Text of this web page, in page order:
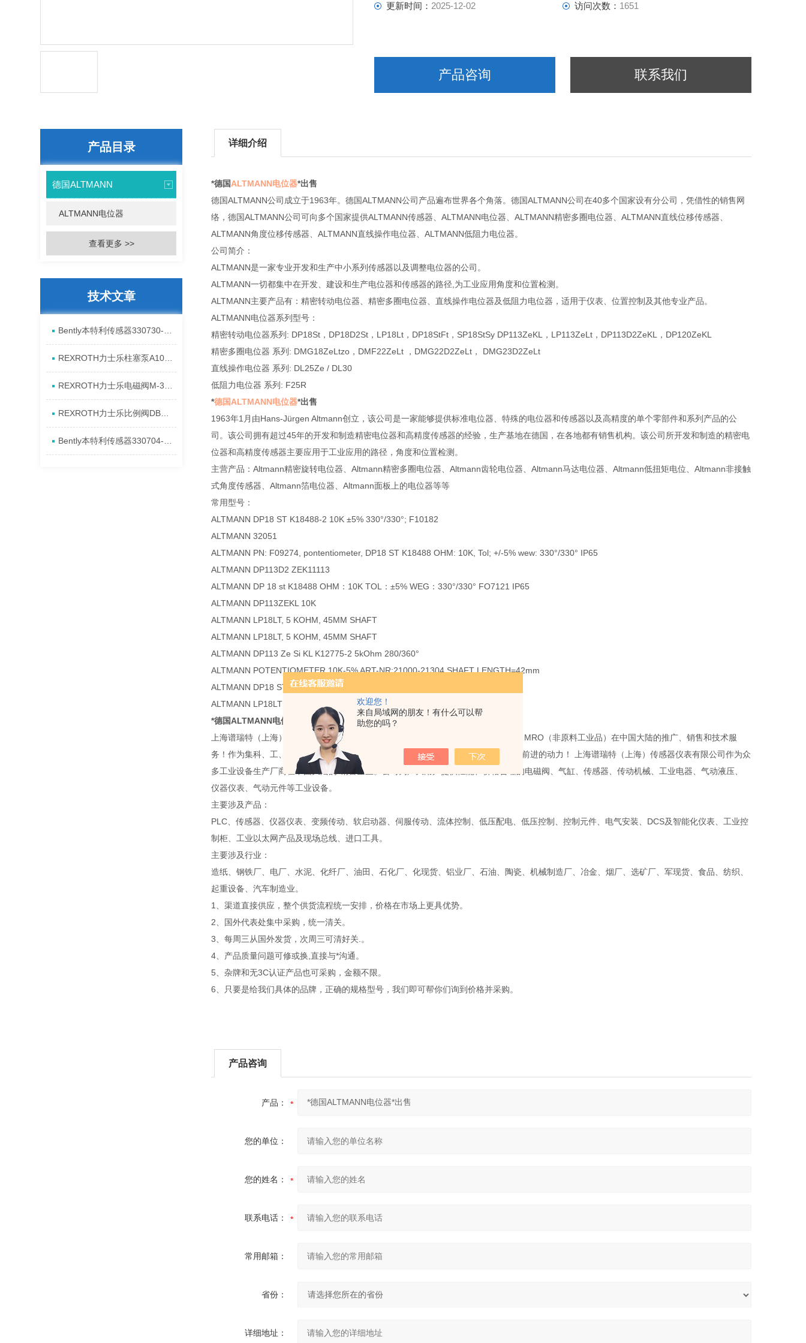
欢迎您！
来自局域网的朋友！有什么可以帮
助您的吗？
更新时间： 2025-12-02 访问次数： 1651
产品咨询 联系我们
产品目录
德国ALTMANN
ALTMANN电位器
查看更多 >>
技术文章
详细介绍
*德国ALTMANN电位器*出售
德国ALTMANN公司成立于1963年。德国ALTMANN公司产品遍布世界各个角落。德国ALTMANN公司在40多个国家设有分公司，凭借性的销售网
络，德国ALTMANN公司可向多个国家提供ALTMANN传感器、ALTMANN电位器、ALTMANN精密多圈电位器、ALTMANN直线位移传感器、
ALTMANN角度位移传感器、ALTMANN直线操作电位器、ALTMANN低阻力电位器。
公司简介：
ALTMANN是一家专业开发和生产中小系列传感器以及调整电位器的公司。
ALTMANN一切都集中在开发、建设和生产电位器和传感器的路径,为工业应用角度和位置检测。
ALTMANN主要产品有：精密转动电位器、精密多圈电位器、直线操作电位器及低阻力电位器，适用于仪表、位置控制及其他专业产品。
ALTMANN电位器系列型号：
精密转动电位器系列: DP18St，DP18D2St，LP18Lt，DP18StFt，SP18StSy DP113ZeKL，LP113ZeLt，DP113D2ZeKL，DP120ZeKL
精密多圈电位器 系列: DMG18ZeLtzo，DMF22ZeLt ，DMG22D2ZeLt， DMG23D2ZeLt
直线操作电位器 系列: DL25Ze / DL30
低阻力电位器 系列: F25R
*德国ALTMANN电位器*出售
1963年1月由Hans-Jürgen Altmann创立，该公司是一家能够提供标准电位器、特殊的电位器和传感器以及高精度的单个零部件和系列产品的公
司。该公司拥有超过45年的开发和制造精密电位器和高精度传感器的经验，生产基地在德国，在各地都有销售机构。该公司所开发和制造的精密电
位器和高精度传感器主要应用于工业应用的路径，角度和位置检测。
主营产品：Altmann精密旋转电位器、Altmann精密多圈电位器、Altmann齿轮电位器、Altmann马达电位器、Altmann低扭矩电位、Altmann非接触
式角度传感器、Altmann箔电位器、Altmann面板上的电位器等等
常用型号：
ALTMANN DP18 ST K18488-2 10K ±5% 330°/330°; F10182
ALTMANN 32051
ALTMANN PN: F09274, pontentiometer, DP18 ST K18488 OHM: 10K, Tol; +/-5% wew: 330°/330° IP65
ALTMANN DP113D2 ZEK11113
ALTMANN DP 18 st K18488 OHM：10K TOL：±5% WEG：330°/330° FO7121 IP65
ALTMANN DP113ZEKL 10K
ALTMANN LP18LT, 5 KOHM, 45MM SHAFT
ALTMANN LP18LT, 5 KOHM, 45MM SHAFT
ALTMANN DP113 Ze Si KL K12775-2 5kOhm 280/360°
ALTMANN POTENTIOMETER 10K-5% ART-NR:21000-21304 SHAFT LENGTH=42mm
ALTMANN DP18 STFF 2*60° 10K
ALTMANN LP18LT 5 KOHM 45MM SHAFT/22011(22010)
*德国ALTMANN电位器*出售
上海谱瑞特（上海）传感器仪表有限公司自成立以来，就一直致力于世界工业设备和 MRO（非原料工业品）在中国大陆的推广、销售和技术服
务！作为集科、工、贸为一体的企业，推动我国工业自动化产业不断进步一直是我们前进的动力！ 上海谱瑞特（上海）传感器仪表有限公司作为众
多工业设备生产厂商在中国大陆的*销售企业。公司为广大用户提供性能、价格合理的电磁阀、气缸、传感器、传动机械、工业电器、气动液压、
仪器仪表、气动元件等工业设备。
主要涉及产品：
PLC、传感器、仪器仪表、变频传动、软启动器、伺服传动、流体控制、低压配电、低压控制、控制元件、电气安装、DCS及智能化仪表、工业控
制柜、工业以太网产品及现场总线、进口工具。
主要涉及行业：
造纸、钢铁厂、电厂、水泥、化纤厂、油田、石化厂、化现货、铝业厂、石油、陶瓷、机械制造厂、冶金、烟厂、选矿厂、军现货、食品、纺织、
起重设备、汽车制造业。
1、渠道直接供应，整个供货流程统一安排，价格在市场上更具优势。
2、国外代表处集中采购，统一清关。
3、每周三从国外发货，次周三可清好关.。
4、产品质量问题可修或换,直接与*沟通。
5、杂牌和无3C认证产品也可采购，金额不限。
6、只要是给我们具体的品牌，正确的规格型号，我们即可帮你们询到价格并采购。
产品咨询
产品：
您的单位：
您的姓名：
联系电话：
常用邮箱：
省份：
详细地址：